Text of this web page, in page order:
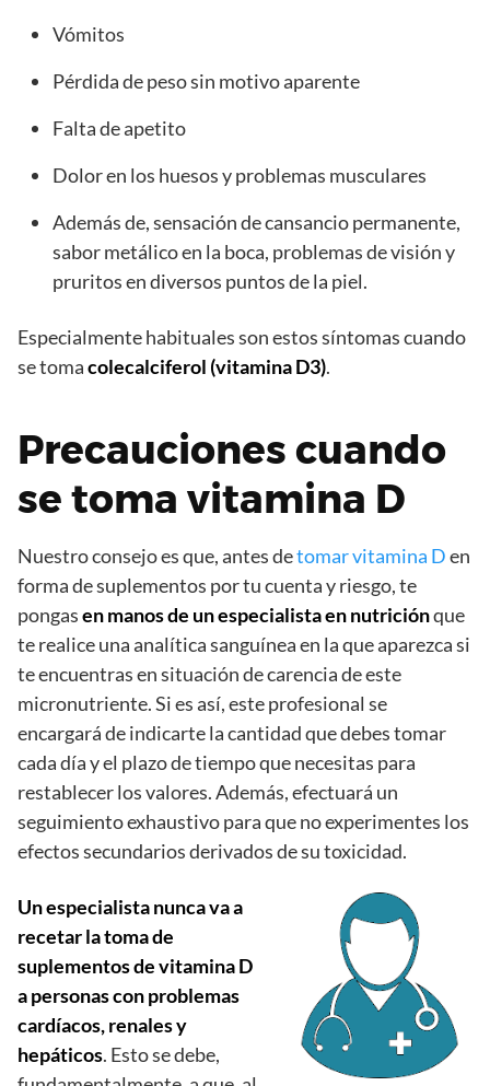
Vómitos
Pérdida de peso sin motivo aparente
Falta de apetito
Dolor en los huesos y problemas musculares
Además de, sensación de cansancio permanente,
sabor metálico en la boca, problemas de visión y
pruritos en diversos puntos de la piel.
Especialmente habituales son estos síntomas cuando
se tomacolecalciferol (vitamina D3).
Precauciones cuando
se toma vitamina D
Nuestro consejo es que, antes detomar vitamina Den
forma de suplementos por tu cuenta y riesgo, te
pongasen manos de un especialista en nutriciónque
te realice una analítica sanguínea en la que aparezca si
te encuentras en situación de carencia de este
micronutriente. Si es así, este profesional se
encargará de indicarte la cantidad que debes tomar
cada día y el plazo de tiempo que necesitas para
restablecer los valores. Además, efectuará un
seguimiento exhaustivo para que no experimentes los
efectos secundarios derivados de su toxicidad.
Un especialista nunca va a
recetar la toma de
suplementos de vitamina D
a personas con problemas
cardíacos, renales y
hepáticos. Esto se debe,